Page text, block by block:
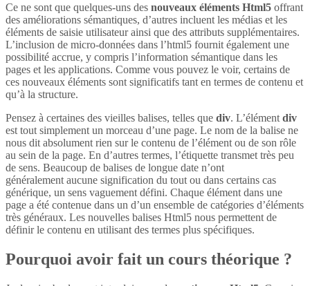
Ce ne sont que quelques-uns des nouveaux éléments Html5 offrant
des améliorations sémantiques, d’autres incluent les médias et les
éléments de saisie utilisateur ainsi que des attributs supplémentaires.
L’inclusion de micro-données dans l’html5 fournit également une
possibilité accrue, y compris l’information sémantique dans les
pages et les applications. Comme vous pouvez le voir, certains de
ces nouveaux éléments sont significatifs tant en termes de contenu et
qu’à la structure.
Pensez à certaines des vieilles balises, telles que div. L’élément div
est tout simplement un morceau d’une page. Le nom de la balise ne
nous dit absolument rien sur le contenu de l’élément ou de son rôle
au sein de la page. En d’autres termes, l’étiquette transmet très peu
de sens. Beaucoup de balises de longue date n’ont
généralement aucune signification du tout ou dans certains cas
générique, un sens vaguement défini. Chaque élément dans une
page a été contenue dans un d’un ensemble de catégories d’éléments
très généraux. Les nouvelles balises Html5 nous permettent de
définir le contenu en utilisant des termes plus spécifiques.
Pourquoi avoir fait un cours théorique ?